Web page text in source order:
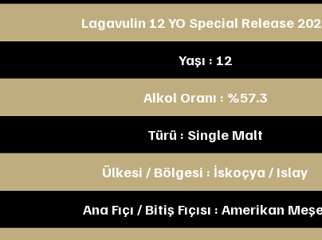
Lagavulin 12 YO Special Release
Yaşı : 12
Alkol Oranı : %57.3
Türü : Single Malt
Ülkesi / Bölgesi : İskoçya / Islay
Ana Fıçı / Bitiş Fıçısı : Amerikan